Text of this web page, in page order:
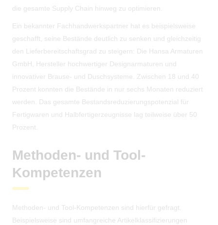
die gesamte Supply Chain hinweg zu optimieren.
Ein bekannter Fachhandwerkspartner hat es beispielsweise
geschafft, seine Bestände deutlich zu senken und gleichzeitig
den Lieferbereitschaftsgrad zu steigern: Die Hansa Armaturen
GmbH, Hersteller hochwertiger Designarmaturen und
innovativer Brause- und Duschsysteme. Zwischen 18 und 40
Prozent konnten die Bestände in nur sechs Monaten reduziert
werden. Das gesamte Bestandsreduzierungspotenzial für
Fertigwaren und Halbfertigerzeugnisse lag teilweise über 50
Prozent.
Methoden- und Tool-
Kompetenzen
Methoden- und Tool-Kompetenzen sind hierfür gefragt.
Beispielsweise sind umfangreiche Artikelklassifizierungen